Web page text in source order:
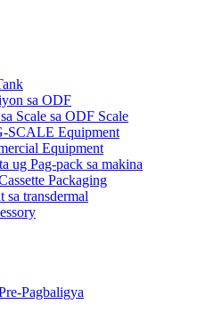
sa ODF
Scale sa ODF Scale
SCALE Equipment
Equipment
ug Pag-pack sa makina
Packaging
sa transdermal
Pagbaligya